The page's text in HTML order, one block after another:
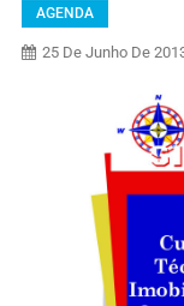
AGENDA
25 De Junho De